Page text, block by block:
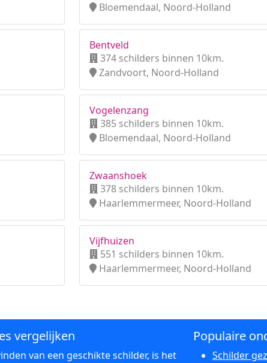
Bloemendaal, Noord-Holland
Bentveld
374 schilders binnen 10km.
Zandvoort, Noord-Holland
Vogelenzang
385 schilders binnen 10km.
Bloemendaal, Noord-Holland
Zwaanshoek
378 schilders binnen 10km.
Haarlemmermeer, Noord-Holland
Vijfhuizen
551 schilders binnen 10km.
Haarlemmermeer, Noord-Holland
vergelijken
van een geschikte schilder, is het
Populaire
Schilder